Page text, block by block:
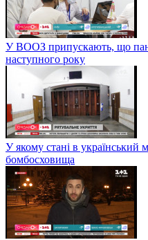
У ВООЗ припускають, що
наступного року
У якому стані в український
бомбосховища